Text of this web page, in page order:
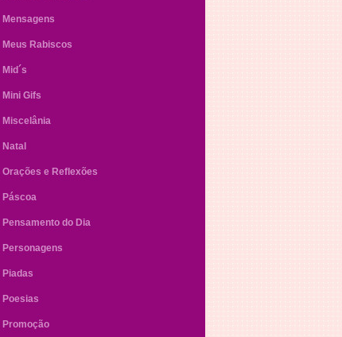
Mensagens
Meus Rabiscos
Mid´s
Mini Gifs
Miscelânia
Natal
Orações e Reflexões
Páscoa
Pensamento do Dia
Personagens
Piadas
Poesias
Promoção